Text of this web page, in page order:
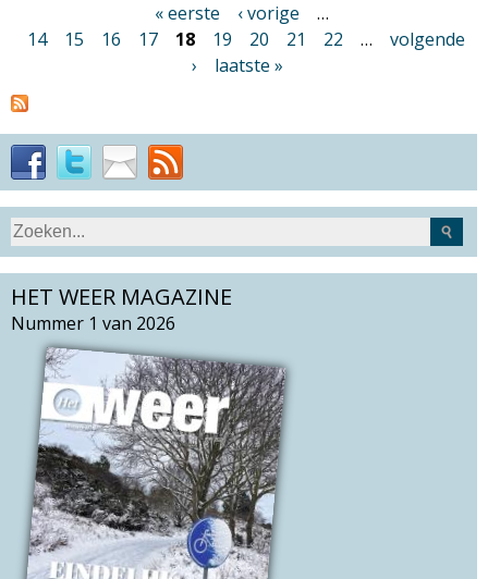
i
n
a
'
s
« eerste ‹ vorige
…
14
15 16 17 18 19 20 21 22 …
volgende
›
laatste »
Z
o
e
k
S
e
r
c
HET WEER MAGAZINE
Nummer 1 van 2026